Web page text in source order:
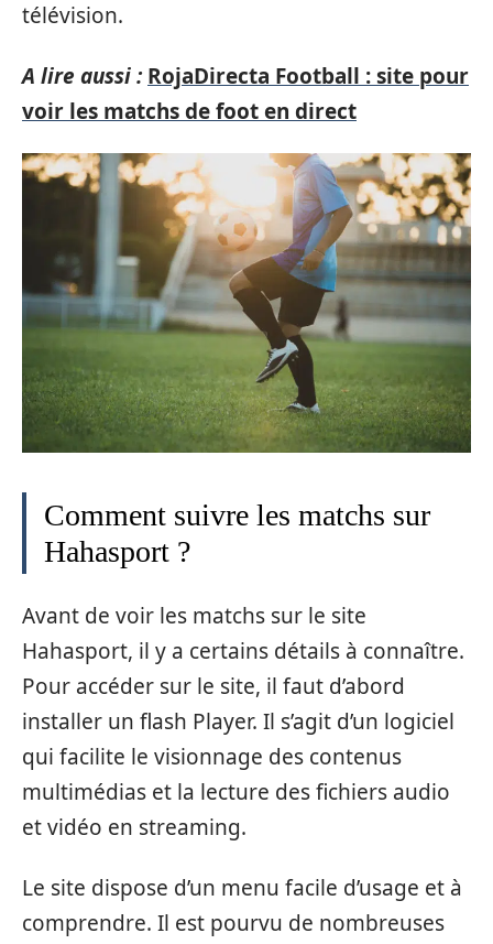
télévision.
A lire aussi : RojaDirecta Football : site pour
voir les matchs de foot en direct
Comment suivre les matchs sur
Hahasport ?
Avant de voir les matchs sur le site
Hahasport, il y a certains détails à connaître.
Pour accéder sur le site, il faut d’abord
installer un flash Player. Il s’agit d’un logiciel
qui facilite le visionnage des contenus
multimédias et la lecture des fichiers audio
et vidéo en streaming.
Le site dispose d’un menu facile d’usage et à
comprendre. Il est pourvu de nombreuses